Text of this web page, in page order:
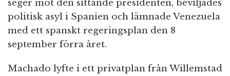
seger mot den sittande presidenten, beviljades
politisk asyl i Spanien och lämnade Venezuela
med ett spanskt regeringsplan den 8
september förra året.
Machado lyfte i ett privatplan från Willemstad